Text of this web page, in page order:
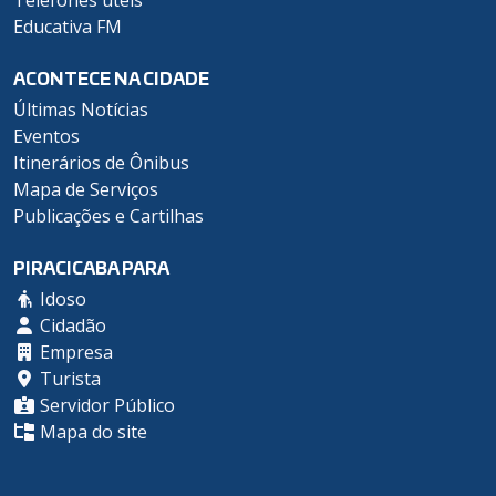
Educativa FM
ACONTECE NA CIDADE
Últimas Notícias
Eventos
Itinerários de Ônibus
Mapa de Serviços
Publicações e Cartilhas
PIRACICABA PARA
Idoso
Cidadão
Empresa
Turista
Servidor Público
Mapa do site